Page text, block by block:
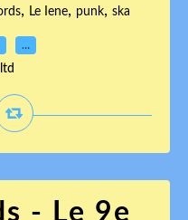
, Le Iene, punk, ska
…
- Le 9e